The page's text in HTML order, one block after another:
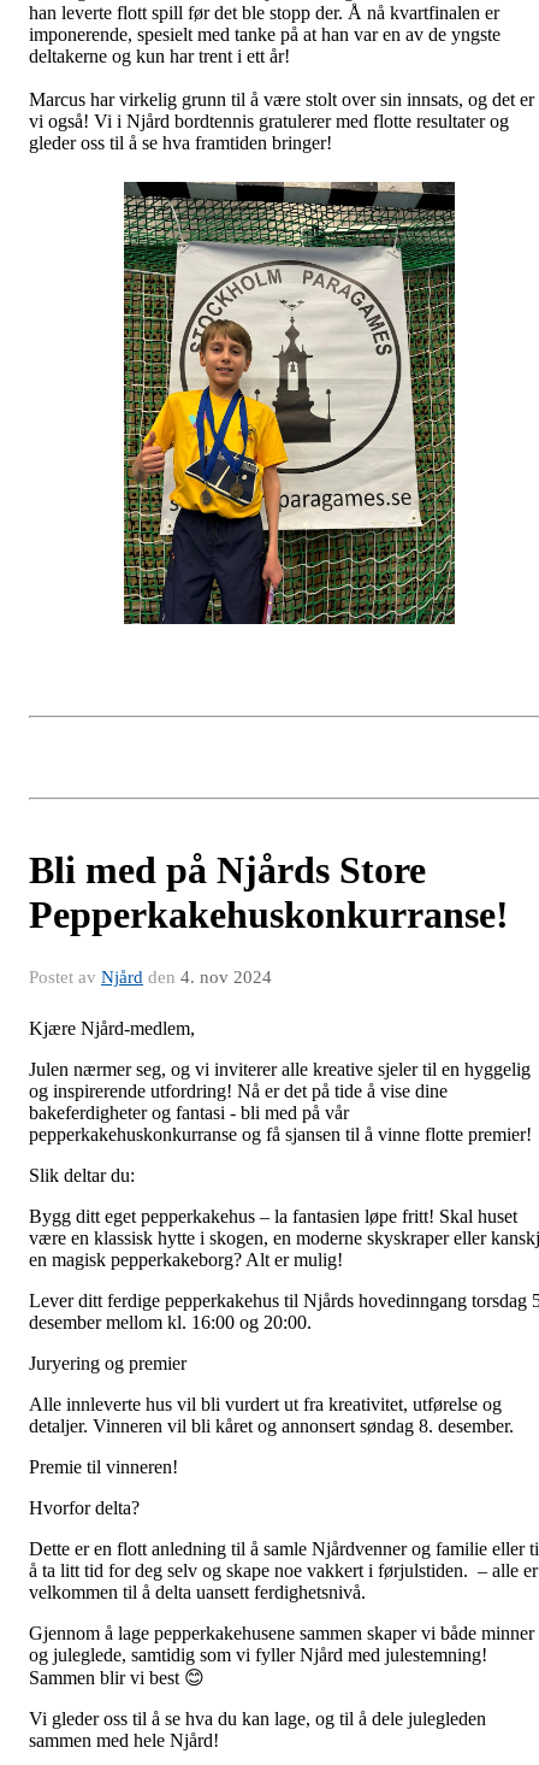
han leverte flott spill før det ble stopp der. Å nå kvartfinalen er
imponerende, spesielt med tanke på at han var en av de yngste
deltakerne og kun har trent i ett år!
Marcus har virkelig grunn til å være stolt over sin innsats, og det er
vi også! Vi i Njård bordtennis gratulerer med flotte resultater og
gleder oss til å se hva framtiden bringer!
Bli med på Njårds Store
Pepperkakehuskonkurranse!
Postet av Njård den 4. nov 2024
Kjære Njård-medlem,
Julen nærmer seg, og vi inviterer alle kreative sjeler til en hyggelig
og inspirerende utfordring! Nå er det på tide å vise dine
bakeferdigheter og fantasi - bli med på vår
pepperkakehuskonkurranse og få sjansen til å vinne flotte premier!
Slik deltar du:
Bygg ditt eget pepperkakehus – la fantasien løpe fritt! Skal huset
være en klassisk hytte i skogen, en moderne skyskraper eller
en magisk pepperkakeborg? Alt er mulig!
Lever ditt ferdige pepperkakehus til Njårds hovedinngang torsdag
desember mellom kl. 16:00 og 20:00.
Juryering og premier
Alle innleverte hus vil bli vurdert ut fra kreativitet, utførelse og
detaljer. Vinneren vil bli kåret og annonsert søndag 8. desember.
Premie til vinneren!
Hvorfor delta?
Dette er en flott anledning til å samle Njårdvenner og familie eller
å ta litt tid for deg selv og skape noe vakkert i førjulstiden. – alle er
velkommen til å delta uansett ferdighetsnivå.
Gjennom å lage pepperkakehusene sammen skaper vi både minner
og juleglede, samtidig som vi fyller Njård med julestemning!
Sammen blir vi best 😊
Vi gleder oss til å se hva du kan lage, og til å dele julegleden
sammen med hele Njård!